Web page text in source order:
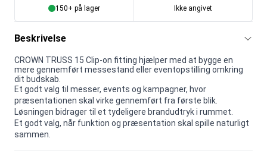
150+ på lager Ikke angivet
Beskrivelse
CROWN TRUSS 15 Clip-on fitting hjælper med at bygge en
mere gennemført messestand eller eventopstilling omkring
dit budskab.
Et godt valg til messer, events og kampagner, hvor
præsentationen skal virke gennemført fra første blik.
Løsningen bidrager til et tydeligere brandudtryk i rummet.
Et godt valg, når funktion og præsentation skal spille naturligt
sammen.